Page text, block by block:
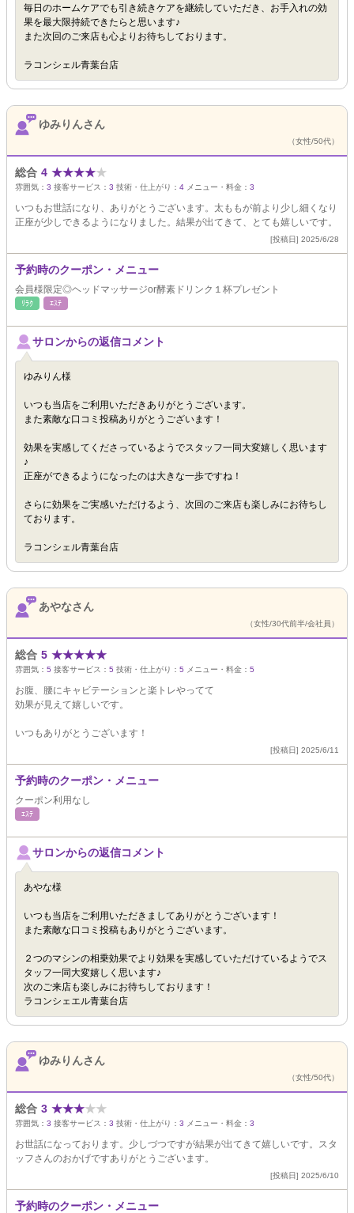
毎日のホームケアでも引き続きケアを継続していただき、お手入れの効
果を最大限持続できたらと思います♪
また次回のご来店も心よりお待ちしております。
ラコンシェル青葉台店
ゆみりんさん
（女性/50代）
総合 4 ★★★★★
雰囲気： 3 接客サービス： 3 技術・仕上がり： 4 メニュー・料金： 3
いつもお世話になり、ありがとうございます。太ももが前より少し細くなり
正座が少しできるようになりました。結果が出てきて、とても嬉しいです。
[投稿日] 2025/6/28
予約時のクーポン・メニュー
会員様限定◎ヘッドマッサージor酵素ドリンク１杯プレゼント
ﾘﾗｸ ｴｽﾃ
サロンからの返信コメント
ゆみりん様
いつも当店をご利用いただきありがとうございます。
また素敵な口コミ投稿ありがとうございます！
効果を実感してくださっているようでスタッフ一同大変嬉しく思います
♪
正座ができるようになったのは大きな一歩ですね！
さらに効果をご実感いただけるよう、次回のご来店も楽しみにお待ちし
ております。
ラコンシェル青葉台店
あやなさん
（女性/30代前半/会社員）
総合 5 ★★★★★
雰囲気： 5 接客サービス： 5 技術・仕上がり： 5 メニュー・料金： 5
お腹、腰にキャビテーションと楽トレやってて
効果が見えて嬉しいです。
いつもありがとうございます！
[投稿日] 2025/6/11
予約時のクーポン・メニュー
クーポン利用なし
ｴｽﾃ
サロンからの返信コメント
あやな様
いつも当店をご利用いただきましてありがとうございます！
また素敵な口コミ投稿もありがとうございます。
２つのマシンの相乗効果でより効果を実感していただけているようでス
タッフ一同大変嬉しく思います♪
次のご来店も楽しみにお待ちしております！
ラコンシェエル青葉台店
ゆみりんさん
（女性/50代）
総合 3 ★★★★★
雰囲気： 3 接客サービス： 3 技術・仕上がり： 3 メニュー・料金： 3
お世話になっております。少しづつですが結果が出てきて嬉しいです。スタ
ッフさんのおかげですありがとうございます。
[投稿日] 2025/6/10
予約時のクーポン・メニュー